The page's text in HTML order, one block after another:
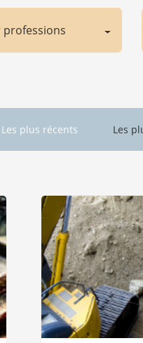
professions
Les plus récents Les